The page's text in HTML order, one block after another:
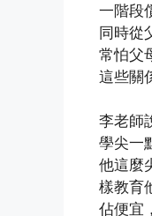
一階段
同時從
常怕父
這些關
李老師
學尖一
他這麼
樣教育
佔便宜